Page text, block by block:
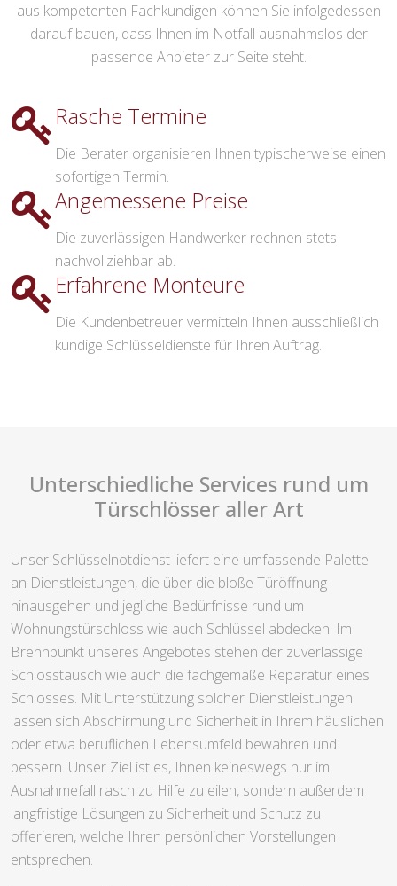
aus kompetenten Fachkundigen können Sie infolgedessen
darauf bauen, dass Ihnen im Notfall ausnahmslos der
passende Anbieter zur Seite steht.
Rasche Termine
Die Berater organisieren Ihnen typischerweise einen
sofortigen Termin.
Angemessene Preise
Die zuverlässigen Handwerker rechnen stets
nachvollziehbar ab.
Erfahrene Monteure
Die Kundenbetreuer vermitteln Ihnen ausschließlich
kundige Schlüsseldienste für Ihren Auftrag.
Unterschiedliche Services rund um
Türschlösser aller Art
Unser Schlüsselnotdienst liefert eine umfassende Palette
an Dienstleistungen, die über die bloße Türöffnung
hinausgehen und jegliche Bedürfnisse rund um
Wohnungstürschloss wie auch Schlüssel abdecken. Im
Brennpunkt unseres Angebotes stehen der zuverlässige
Schlosstausch wie auch die fachgemäße Reparatur eines
Schlosses. Mit Unterstützung solcher Dienstleistungen
lassen sich Abschirmung und Sicherheit in Ihrem häuslichen
oder etwa beruflichen Lebensumfeld bewahren und
bessern. Unser Ziel ist es, Ihnen keineswegs nur im
Ausnahmefall rasch zu Hilfe zu eilen, sondern außerdem
langfristige Lösungen zu Sicherheit und Schutz zu
offerieren, welche Ihren persönlichen Vorstellungen
entsprechen.